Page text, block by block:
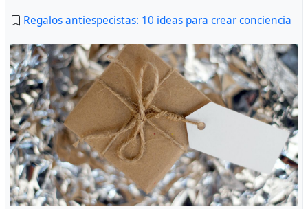
Regalos antiespecistas: 10 ideas para crear conciencia